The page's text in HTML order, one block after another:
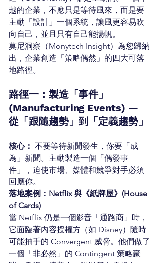
越的企業，不應只是等待風來，而是要
主動「設計」一個系統，讓風更容易吹
向自己，並且只有自己能揚帆。
莫尼洞察（Monytech Insight）為您歸納
出，企業創造「策略偶然」的四大可落
地路徑。
路徑一：製造「事件」
(Manufacturing Events) —
從「跟隨趨勢」到「定義趨勢」
核心： 不要等待新聞發生，你要「成
為」新聞。主動製造一個「偶發事
件」，迫使市場、媒體和競爭對手必須
回應你。
落地案例：Netflix 與《紙牌屋》(House
of Cards)
當 Netflix 仍是一個影音「通路商」時，
它面臨著內容授權方（如 Disney）隨時
可能抽手的 Convergent 威脅。他們做了
一個「非必然」的 Contingent 策略豪